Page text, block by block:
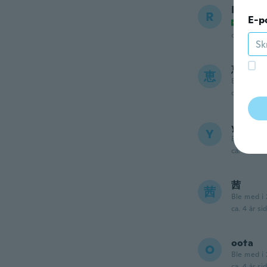
R Rogerio
Ble
ca. 4 år
恵 恵美子
Ble med i
ca. 4 år
Y yuki
Ble med i
ca. 4 år
茜 茜
Ble med i
ca. 4 år
O oota
Ble med i
E-